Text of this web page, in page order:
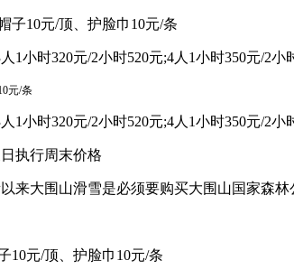
子10元/顶、护脸巾10元/条
小时320元/2小时520元;4人1小时350元/2
元/条
小时320元/2小时520元;4人1小时350元/2
执行周末价格
来大围山滑雪是必须要购买大围山国家森林
10元/顶、护脸巾10元/条